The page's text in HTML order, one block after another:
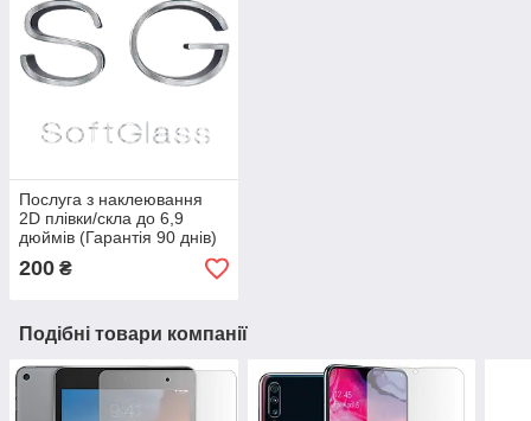
Послуга з наклеювання
2D плівки/скла до 6,9
дюймів (Гарантія 90 днів)
200 ₴
Подібні товари компанії